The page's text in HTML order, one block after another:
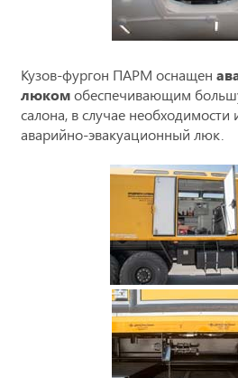
Кузов-фургон ПАРМ оснащен
люкомобеспечивающим
салона, в случае необходимости
аварийно-эвакуационный люк.